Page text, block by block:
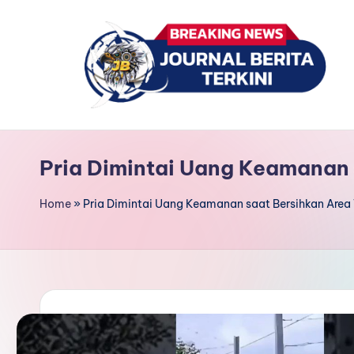
J
u
a
l
B
Pria Dimintai Uang
Home» Pria Dimintai Uang Keamanan saat Bersihkan Area